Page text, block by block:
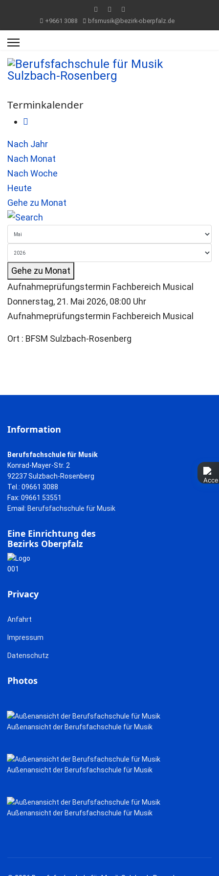
+9661 3088 bfsmusik@bezirk-oberpfalz.de
Terminkalender
Nach Jahr
Nach Monat
Nach Woche
Heute
Gehe zu Monat
Gehe zu Monat
Aufnahmeprüfungstermin Fachbereich Musical
Donnerstag, 21. Mai 2026, 08:00 Uhr
Aufnahmeprüfungstermin Fachbereich Musical
Ort : BFSM Sulzbach-Rosenberg
Information
Berufsfachschule für Musik
Konrad-Mayer-Str. 2
92237 Sulzbach-Rosenberg
Tel.: 09661 3088
Fax: 09661 53551
Email: Berufsfachschule für Musik
Eine Einrichtung des
Bezirks Oberpfalz
Privacy
Anfahrt
Impressum
Datenschutz
Photos
Außenansicht der Berufsfachschule für Musik
Außenansicht der Berufsfachschule für Musik
Außenansicht der Berufsfachschule für Musik